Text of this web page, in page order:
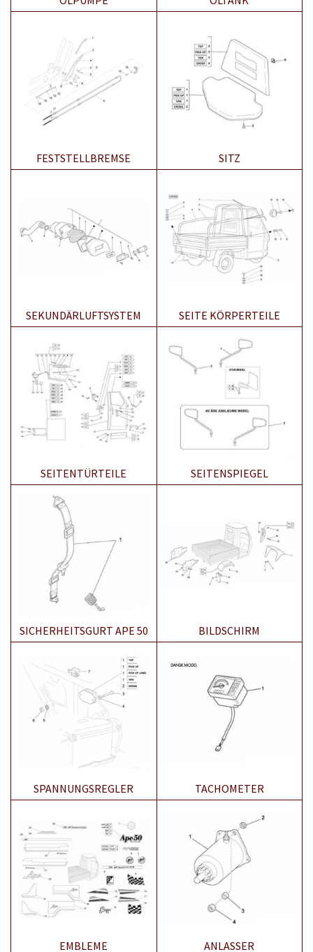
FESTSTELLBREMSE SITZ
SEKUNDÄRLUFTSYSTEM SEITE KÖRPERTEILE
SEITENTÜRTEILE SEITENSPIEGEL
SICHERHEITSGURT APE 50 BILDSCHIRM
SPANNUNGSREGLER TACHOMETER
EMBLEME ANLASSER